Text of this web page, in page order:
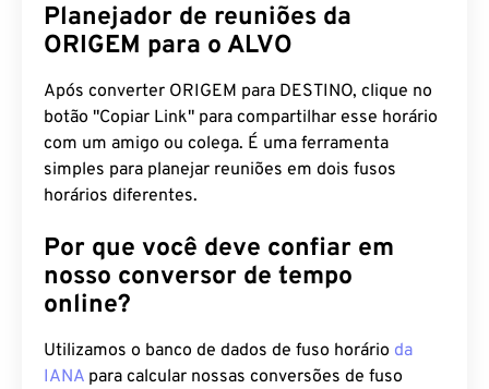
Planejador de reuniões da
ORIGEM para o ALVO
Após converter ORIGEM para DESTINO, clique no
botão "Copiar Link" para compartilhar esse horário
com um amigo ou colega. É uma ferramenta
simples para planejar reuniões em dois fusos
horários diferentes.
Por que você deve confiar em
nosso conversor de tempo
online?
Utilizamos o banco de dados de fuso horário da
IANA para calcular nossas conversões de fuso